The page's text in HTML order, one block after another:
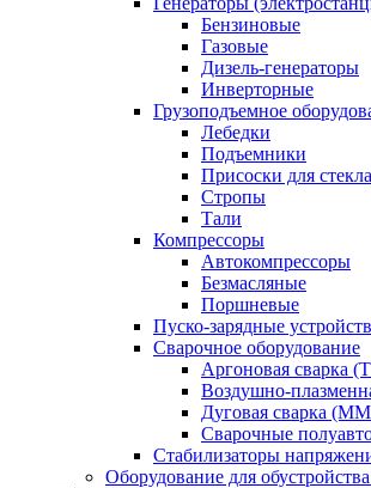
Бензиновые
Газовые
Дизель-генераторы
Инверторные
Грузоподъемное
Лебедки
Подъемники
Присоски для стекла
Стропы
Тали
Компрессоры
Автокомпрессоры
Безмасляные
Поршневые
Пуско-зарядные
Сварочное оборудование
Аргоновая сварка
Воздушно-
Дуговая сварка
Сварочные
Стабилизаторы
Оборудование для